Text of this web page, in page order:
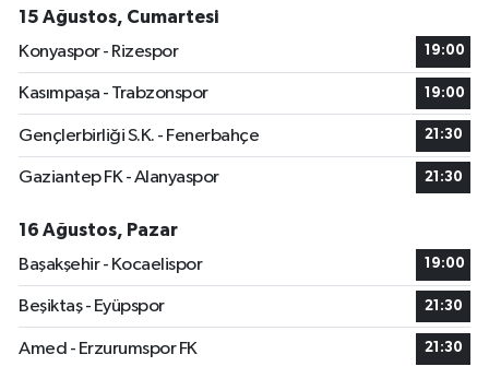
15 Ağustos, Cumartesi
Konyaspor - Rizespor
19:00
Kasımpaşa - Trabzonspor 19:00
Gençlerbirliği S.K. - Fenerbahçe 21:30
Gaziantep FK - Alanyaspor 21:30
16 Ağustos, Pazar
Başakşehir - Kocaelispor
19:00
Beşiktaş - Eyüpspor 21:30
Amed - Erzurumspor FK 21:30